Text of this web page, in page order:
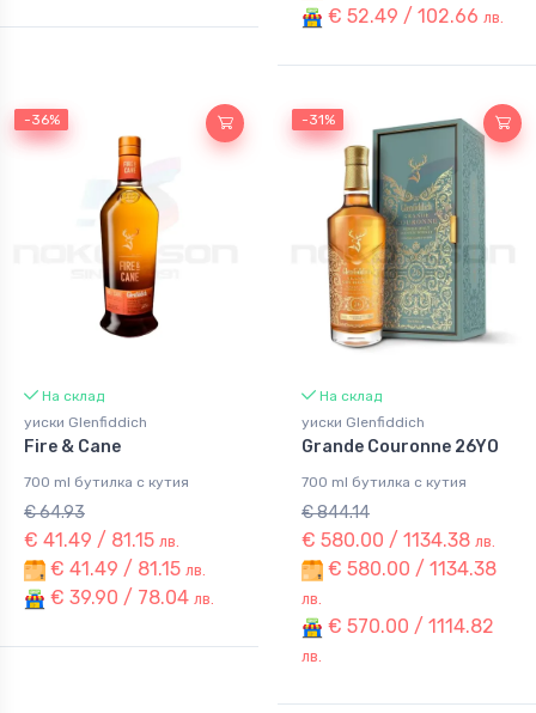
€ 52.49 / 102.66 лв.
-36%
-36%
На склад
уиски Glenfiddich
Fire & Cane
700 ml бутилка с кутия
€ 64.93
€ 41.49 / 81.15 лв.
€ 41.49 / 81.15 лв.
€ 39.90 / 78.04 лв.
-31%
-31%
На склад
уиски Glenfiddich
Grande Couronne 26YO
700 ml бутилка с кутия
€ 844.14
€ 580.00 / 1134.38 лв.
€ 580.00 / 1134.38
лв.
€ 570.00 / 1114.82
лв.